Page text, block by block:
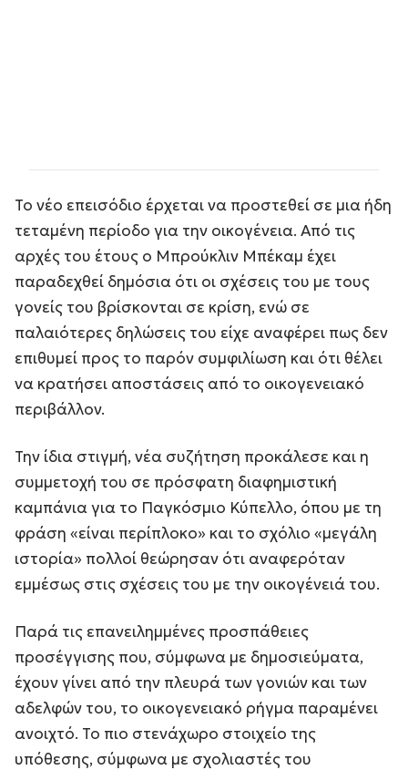
Το νέο επεισόδιο έρχεται να προστεθεί σε μια ήδη
τεταμένη περίοδο για την οικογένεια. Από τις
αρχές του έτους ο Μπρούκλιν Μπέκαμ έχει
παραδεχθεί δημόσια ότι οι σχέσεις του με τους
γονείς του βρίσκονται σε κρίση, ενώ σε
παλαιότερες δηλώσεις του είχε αναφέρει πως δεν
επιθυμεί προς το παρόν συμφιλίωση και ότι θέλει
να κρατήσει αποστάσεις από το οικογενειακό
περιβάλλον.
Την ίδια στιγμή, νέα συζήτηση προκάλεσε και η
συμμετοχή του σε πρόσφατη διαφημιστική
καμπάνια για το Παγκόσμιο Κύπελλο, όπου με τη
φράση «είναι περίπλοκο» και το σχόλιο «μεγάλη
ιστορία» πολλοί θεώρησαν ότι αναφερόταν
εμμέσως στις σχέσεις του με την οικογένειά του.
Παρά τις επανειλημμένες προσπάθειες
προσέγγισης που, σύμφωνα με δημοσιεύματα,
έχουν γίνει από την πλευρά των γονιών και των
αδελφών του, το οικογενειακό ρήγμα παραμένει
ανοιχτό. Το πιο στενάχωρο στοιχείο της
υπόθεσης, σύμφωνα με σχολιαστές του